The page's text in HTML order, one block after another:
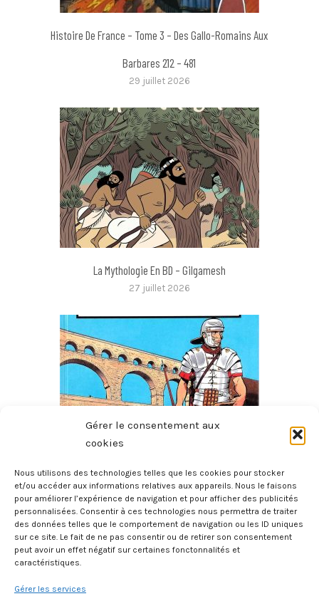
Gérer le consentement aux
cookies
Nous utilisons des technologies telles que les cookies pour stocker
et/ou accéder aux informations relatives aux appareils. Nous le faisons
pour améliorer l’expérience de navigation et pour afficher des publicités
personnalisées. Consentir à ces technologies nous permettra de traiter
des données telles que le comportement de navigation ou les ID uniques
sur ce site. Le fait de ne pas consentir ou de retirer son consentement
peut avoir un effet négatif sur certaines fonctonnalités et
caractéristiques.
Gérer les services
Histoire De France – Tome 3 – Des Gallo-Romains Aux
Barbares 212 – 481
29 juillet 2026
La Mythologie En BD – Gilgamesh
27 juillet 2026
Histoire De France – Tome 2 – Des Gaulois Aux Gallo-
Romains 60 Av. J.C. – 212
20 juillet 2026